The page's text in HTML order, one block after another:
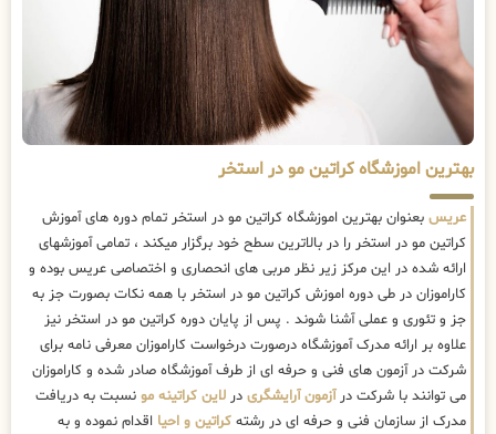
بهترین اموزشگاه کراتین مو در استخر
عریس بعنوان بهترین اموزشگاه کراتین مو در استخر تمام دوره های آموزش
کراتین مو در استخر را در بالاترین سطح خود برگزار میکند ، تمامی آموزشهای
ارائه شده در این مرکز زیر نظر مربی های انحصاری و اختصاصی عریس بوده و
کاراموزان در طی دوره اموزش کراتین مو در استخر با همه نکات بصورت جز به
جز و تئوری و عملی آشنا شوند . پس از پایان دوره کراتین مو در استخر نیز
علاوه بر ارائه مدرک آموزشگاه درصورت درخواست کاراموزان معرفی نامه برای
شرکت در آزمون های فنی و حرفه ای از طرف آموزشگاه صادر شده و کاراموزان
می توانند با شرکت درآزمون آرایشگری در لاین کراتینه مو نسبت به دریافت
مدرک از سازمان فنی و حرفه ای در رشته کراتین و احیا اقدام نموده و به